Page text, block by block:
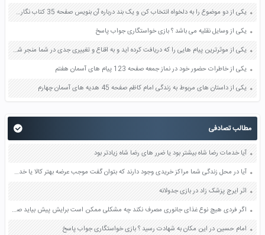
یکی از دو موضوع را به دلخواه انتخاب کن و یک بند درباره آن بنویس صفحه 35 کتاب نگارش فارسی سوم
یکی از وسایل نقلیه می باشد ؟ بازی خواستگاری جواب پاسخ
یکی از موثرترین پیام هایی را که دریافت کرده اید و به اقناع و تغییری جدی در شما منجر شده است برسی کنید و علت این تاثیر گذاری قابل توجه را بنویسید صفحه 52 تفکر و سواد رسانه ای دهم
یکی از خاطرات حضور خود در نماز جمعه صفحه 123 پیام های آسمان هفتم
یکی از داستان های مربوط به زندگی امام کاظم صفحه 45 هدیه های آسمان چهارم
مطالب تصادفی
آیا خدمات رضا شاه بیشتر بود یا ضرر های رضا شاه زیادتر بود
آیا در محل زندگی شما مراکز خریدی وجود دارند که بتوان گفت موجب عرضه بهتر کالا یا خدمات شده اند و بهره وری در توزیع را بالا برده اند؟ درباره آنها توضیح دهید صفحه 164 مطالعات اجتماعی نهم
اثر ایرج پزشک زاد در بازی جدولانه
اگر فردی هیچ نوع غذای جانوری مصرف نکند چه مشکلی ممکن است برایش پیش بیاید صفحه 106 علوم هفتم
امام حسین در این مکان به شهادت رسید ؟ بازی خواستگاری جواب پاسخ